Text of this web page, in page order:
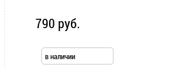
790 руб.
в наличии